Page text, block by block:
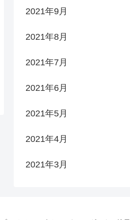
2021年9月
2021年8月
2021年7月
2021年6月
2021年5月
2021年4月
2021年3月